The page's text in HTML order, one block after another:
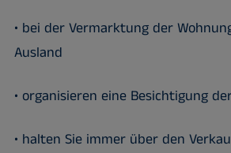
• bei der Vermarktung der
Ausland
• organisieren eine Besichtigung
• halten Sie immer über den